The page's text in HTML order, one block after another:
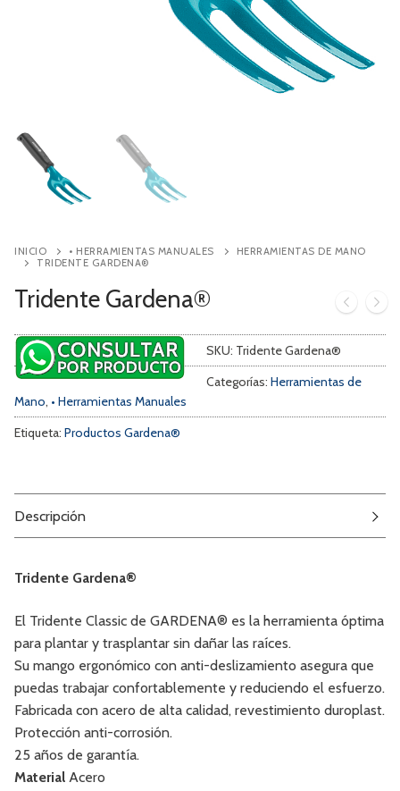
Contacto
INICIO • HERRAMIENTAS MANUALES
HERRAMIENTAS DE MANO
TRIDENTE GARDENA®
Tridente Gardena®
SKU: Tridente Gardena®
Categorías: Herramientas de
Mano, • Herramientas Manuales
Etiqueta: Productos Gardena®
Descripción
Tridente Gardena®
El Tridente Classic de GARDENA® es la herramienta óptima
para plantar y trasplantar sin dañar las raíces.
Su mango ergonómico con anti-deslizamiento asegura que
puedas trabajar confortablemente y reduciendo el esfuerzo.
Fabricada con acero de alta calidad, revestimiento duroplast.
Protección anti-corrosión.
25 años de garantía.
Material Acero